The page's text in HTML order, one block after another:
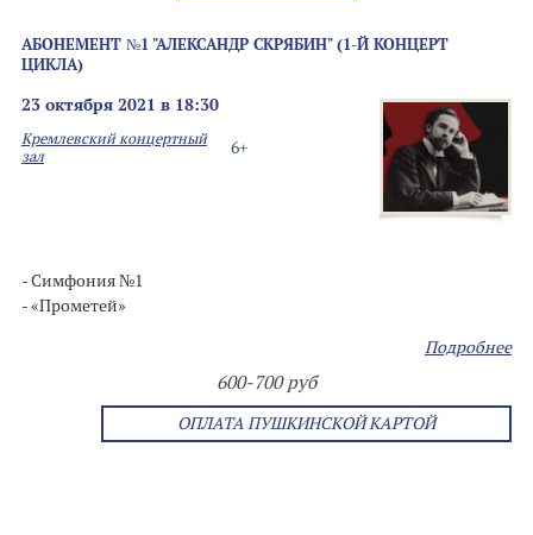
АБОНЕМЕНТ №1 "АЛЕКСАНДР СКРЯБИН" (1-Й КОНЦЕРТ
ЦИКЛА)
23 октября 2021 в 18:30
6+
Кремлевский концертный
зал
- Симфония №1
- «Прометей»
Подробнее
600-700 руб
ОПЛАТА ПУШКИНСКОЙ КАРТОЙ